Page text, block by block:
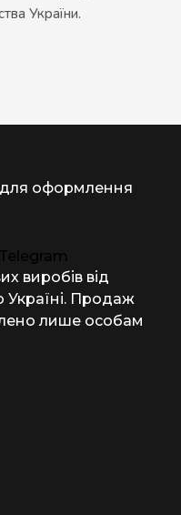
України.
оформлення
Telegram
виробів від
Україні. Продаж
лише особам